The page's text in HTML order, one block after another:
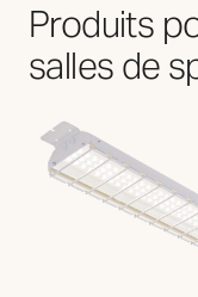
Produits
salles de